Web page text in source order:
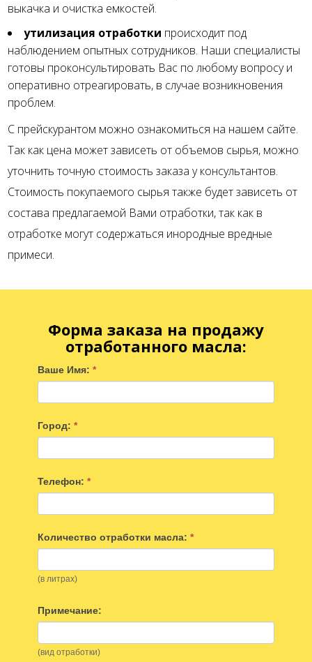
выкачка и очистка емкостей.
утилизация отработки происходит под
наблюдением опытных сотрудников. Наши специалисты
готовы проконсультировать Вас по любому вопросу и
оперативно отреагировать, в случае возникновения
проблем.
С прейскурантом можно ознакомиться на нашем сайте.
Так как цена может зависеть от объемов сырья, можно
уточнить точную стоимость заказа у консультантов.
Стоимость покупаемого сырья также будет зависеть от
состава предлагаемой Вами отработки, так как в
отработке могут содержаться инородные вредные
примеси.
Форма заказа на продажу
отработанного масла:
Ваше Имя: *
Город: *
Телефон: *
Количество отработки масла: *
(в литрах)
Примечание:
(вид отработки)